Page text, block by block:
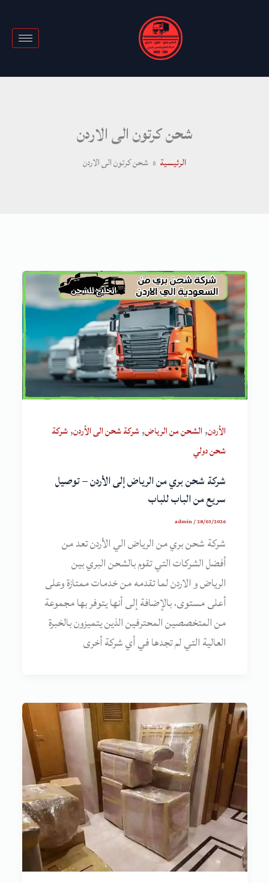
شحن كرتون الى الاردن
الرئيسية شحن كرتون الى الاردن
الأردن, الشحن من الرياض,شركة شحن الى الأردن,شركة
شحن دولي
شركة شحن بري من الرياض إلى الأردن – توصيل
سريع من الباب للباب
admin/28/03/2026
شركة شحن بري من الرياض الي الأردن تعد من
أفضل الشركات التي تقوم بالشحن البري بين
الرياض و الاردن لما تقدمه من خدمات ممتازة وعلى
أعلى مستوى، بالإضافة إلى أنها يتوفر بها مجموعة
من المتخصصين المحترفين الذين يتميزون بالخبرة
العالية التي لم تجدها في أي شركة أخرى